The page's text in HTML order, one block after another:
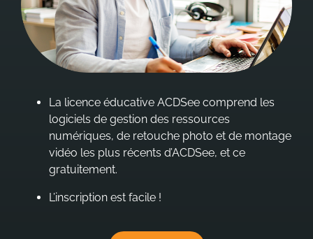
La licence éducative ACDSee comprend les
logiciels de gestion des ressources
numériques, de retouche photo et de montage
vidéo les plus récents d’ACDSee, et ce
gratuitement.
L’inscription est facile !